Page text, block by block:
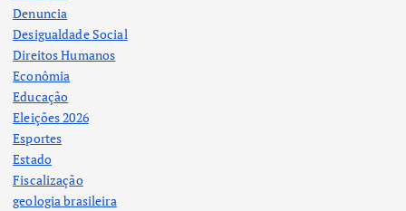
Denuncia
Desigualdade Social
Direitos Humanos
Econômia
Educação
Eleições 2026
Esportes
Estado
Fiscalização
geologia brasileira